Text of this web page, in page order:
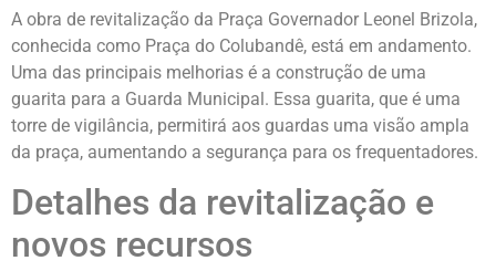
A obra de revitalização da Praça Governador Leonel Brizola,
conhecida como Praça do Colubandê, está em andamento.
Uma das principais melhorias é a construção de uma
guarita para a Guarda Municipal. Essa guarita, que é uma
torre de vigilância, permitirá aos guardas uma visão ampla
da praça, aumentando a segurança para os frequentadores.
Detalhes da revitalização e
novos recursos